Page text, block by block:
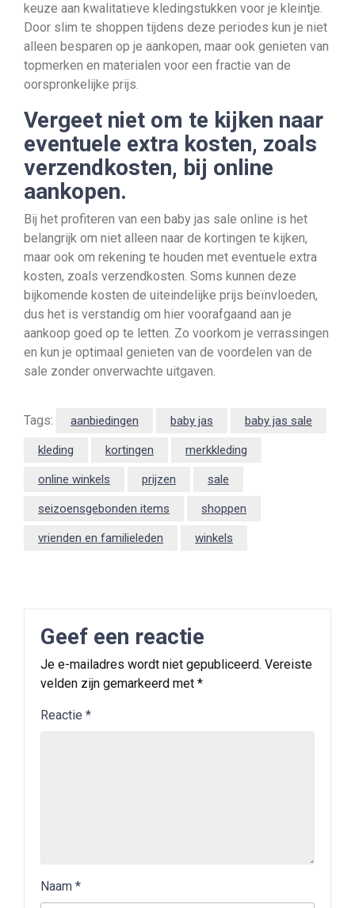
keuze aan kwalitatieve kledingstukken voor je kleintje.
Door slim te shoppen tijdens deze periodes kun je niet
alleen besparen op je aankopen, maar ook genieten van
topmerken en materialen voor een fractie van de
oorspronkelijke prijs.
Vergeet niet om te kijken naar
eventuele extra kosten, zoals
verzendkosten, bij online
aankopen.
Bij het profiteren van een baby jas sale online is het
belangrijk om niet alleen naar de kortingen te kijken,
maar ook om rekening te houden met eventuele extra
kosten, zoals verzendkosten. Soms kunnen deze
bijkomende kosten de uiteindelijke prijs beïnvloeden,
dus het is verstandig om hier voorafgaand aan je
aankoop goed op te letten. Zo voorkom je verrassingen
en kun je optimaal genieten van de voordelen van de
sale zonder onverwachte uitgaven.
Tags: aanbiedingen baby jas baby jas sale
kleding kortingen merkkleding
online winkels prijzen sale
seizoensgebonden items shoppen
vrienden en familieleden winkels
Geef een reactie
Je e-mailadres wordt niet gepubliceerd. Vereiste
velden zijn gemarkeerd met *
Reactie *
Naam *